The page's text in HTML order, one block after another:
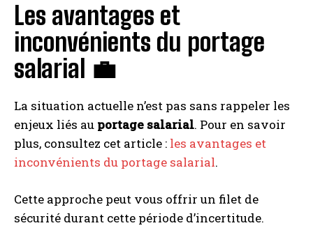
Les avantages et
inconvénients du portage
salarial 💼
La situation actuelle n’est pas sans rappeler les
enjeux liés au portage salarial. Pour en savoir
plus, consultez cet article : les avantages et
inconvénients du portage salarial.
Cette approche peut vous offrir un filet de
sécurité durant cette période d’incertitude.